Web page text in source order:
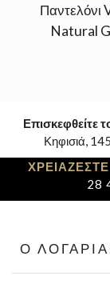
Παντελόνι
Natural
Επισκεφθείτε
Κηφισιά,
28
Ο